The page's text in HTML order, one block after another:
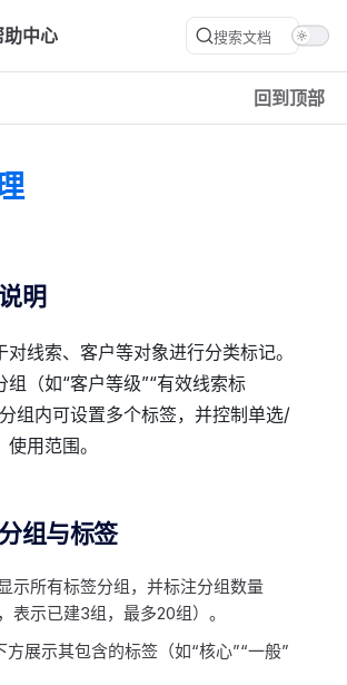
中心 搜索文档
回到顶部
明
线索、客户等对象进行分类标记。
组（如“客户等级”“有效线索标
组内可设置多个标签，并控制单选/
用范围。
组与标签
示所有标签分组，并标注分组数量
表示已建3组，最多20组）。
方展示其包含的标签（如“核心”“一般”